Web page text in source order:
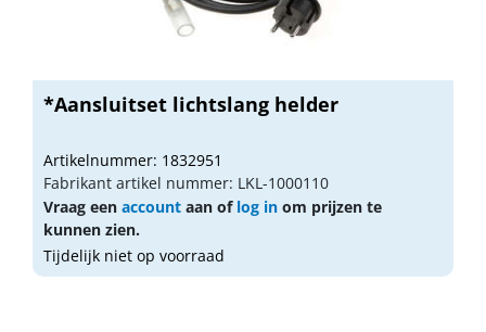
*Aansluitset lichtslang helder
Artikelnummer: 1832951
Fabrikant artikel nummer: LKL-1000110
Vraag een account aan of log in om prijzen te
kunnen zien.
Tijdelijk niet op voorraad